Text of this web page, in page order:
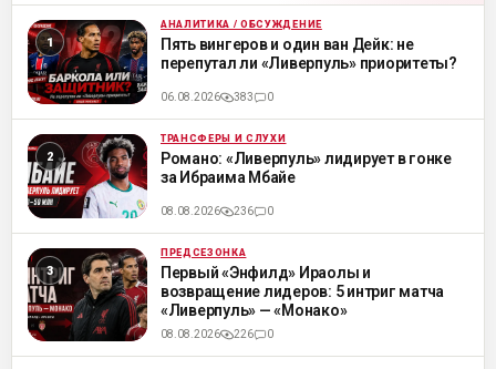
ML АНАЛИТИКА / ОБСУЖДЕНИЕ
Пять вингеров и один ван Дейк: не
перепутал ли «Ливерпуль» приоритеты?
06.08.2026 383 0
ML ТРАНСФЕРЫ И СЛУХИ
Романо: «Ливерпуль» лидирует в гонке
за Ибраима Мбайе
08.08.2026 236 0
ML ПРЕДСЕЗОНКА
Первый «Энфилд» Ираолы и
возвращение лидеров: 5 интриг матча
«Ливерпуль» — «Монако»
08.08.2026 226 0